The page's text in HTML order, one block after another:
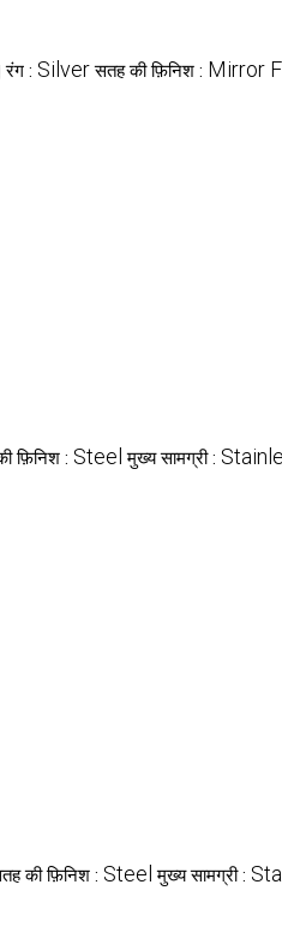
रंग : Silver सतह की फ़िनिश : Mirror
फ़िनिश : Steel मुख्य सामग्री :
की फ़िनिश : Steel मुख्य सामग्री :